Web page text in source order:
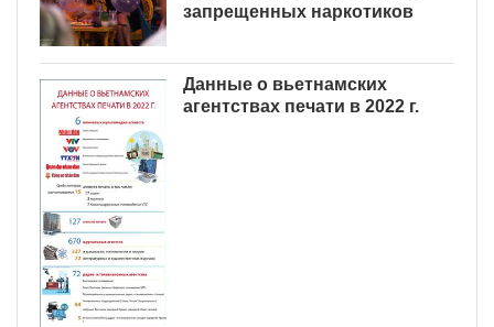
запрещенных наркотиков
Данные о вьетнамских
агентствах печати в 2022 г.